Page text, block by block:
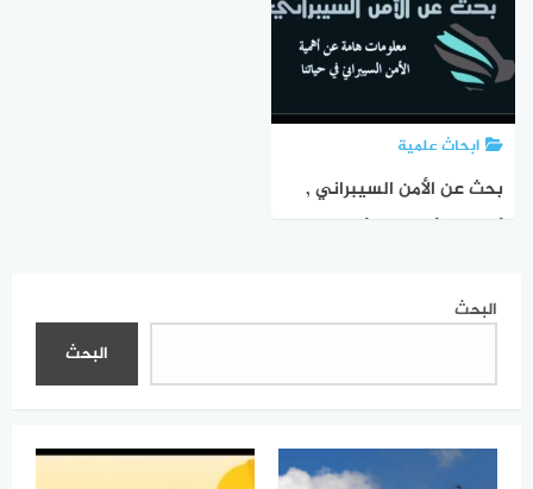
ابحاث علمية
بحث عن الأمن السيبراني ,
البحث
البحث